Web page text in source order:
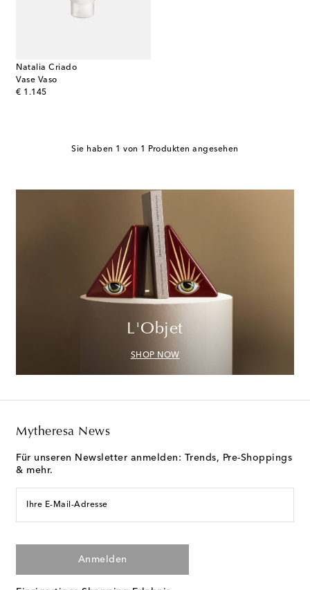
Natalia Criado
Vase Vaso
€ 1.145
original price
Sie haben 1 von 1 Produkten angesehen
L'Objet
SHOP NOW
Mytheresa News
Für unseren Newsletter anmelden: Trends, Pre-Shoppings
& mehr.
Ihre E-Mail-Adresse
Anmelden